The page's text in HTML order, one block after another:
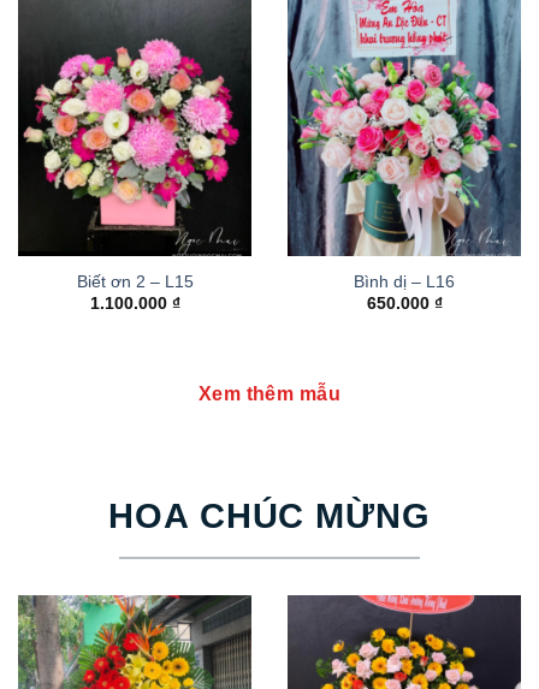
Biết ơn 2 – L15
1.100.000 ₫
Bình dị – L16
650.000 ₫
Xem thêm mẫu
HOA CHÚC MỪNG